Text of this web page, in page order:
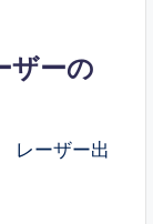
ーの
レーザー出